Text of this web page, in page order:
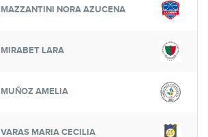
MAZZANTINI NORA AZUCENA
MIRABET LARA
MUÑOZ AMELIA
VARAS MARIA CECILIA